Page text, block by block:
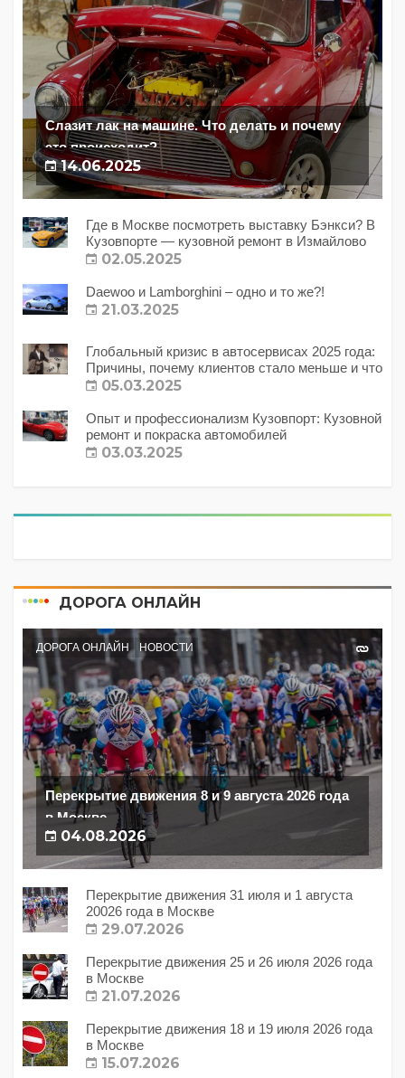
Слазит лак на машине. Что делать и почему
это происходит?
14.06.2025
Где в Москве посмотреть выставку Бэнкси? В
Кузовпорте — кузовной ремонт в Измайлово
02.05.2025
Daewoo и Lamborghini – одно и то же?!
21.03.2025
Глобальный кризис в автосервисах 2025 года:
Причины, почему клиентов стало меньше и что
с этим делать?
05.03.2025
Опыт и профессионализм Кузовпорт: Кузовной
ремонт и покраска автомобилей
03.03.2025
ДОРОГА ОНЛАЙН
ДОРОГА ОНЛАЙН НОВОСТИ
Перекрытие движения 8 и 9 августа 2026 года
в Москве
04.08.2026
Перекрытие движения 31 июля и 1 августа
20026 года в Москве
29.07.2026
Перекрытие движения 25 и 26 июля 2026 года
в Москве
21.07.2026
Перекрытие движения 18 и 19 июля 2026 года
в Москве
15.07.2026